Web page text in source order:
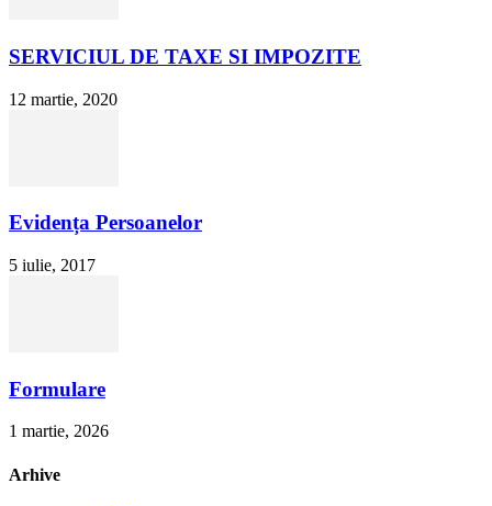
SERVICIUL DE TAXE SI IMPOZITE
12 martie, 2020
Evidența Persoanelor
5 iulie, 2017
Formulare
1 martie, 2026
Arhive